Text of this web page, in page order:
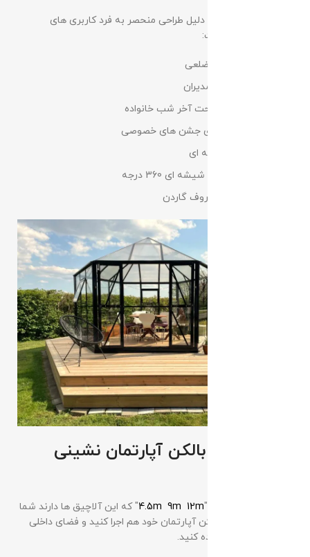
آلاچیق های الوگل به دلیل طراحی منحصر به فرد کاربری های
مختلفی خواهد داشت:
سالن غذا خوردی مدیران
آلاچیق برای استراحت آخر شب خانواده
مهمانی کوچک برای جشن های خصوصی
اتاق استریم شیشه ای
سالن تولید محتوا شیشه ای 360 درجه
آلاچیق مخصوص روف گاردن
آلاچیق برای بالکن آپارتمان نشینی
با توجه به سه سایز " 4.5m 9m 12m
" که این آلاچیق ها دارند شما
میتوانید حتی در بالکن آپارتمان خود هم اجرا کنید و فضای داخلی
خصوصی آنان استفاده کنید.